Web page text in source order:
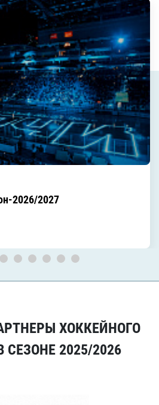
2026/2027
ХОККЕЙНОГО
2025/2026